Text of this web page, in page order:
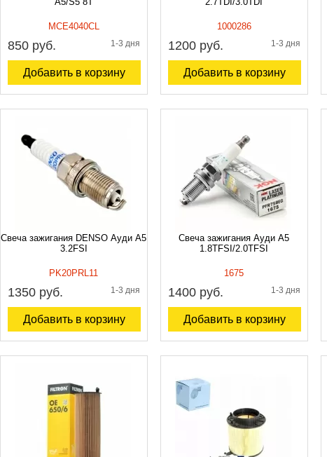
MCE4040CL
850 руб. 1-3 дня
Добавить в корзину
1000286
1200 руб. 1-3 дня
Добавить в корзину
Свеча зажигания DENSO Ауди A5
3.2FSI
PK20PRL11
1350 руб. 1-3 дня
Добавить в корзину
Свеча зажигания Ауди A5
1.8TFSI/2.0TFSI
1675
1400 руб. 1-3 дня
Добавить в корзину